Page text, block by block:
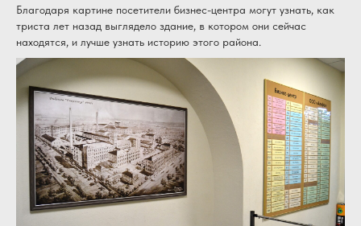
Благодаря картине посетители бизнес-центра могут узнать, как
триста лет назад выглядело здание, в котором они сейчас
находятся, и лучше узнать историю этого района.